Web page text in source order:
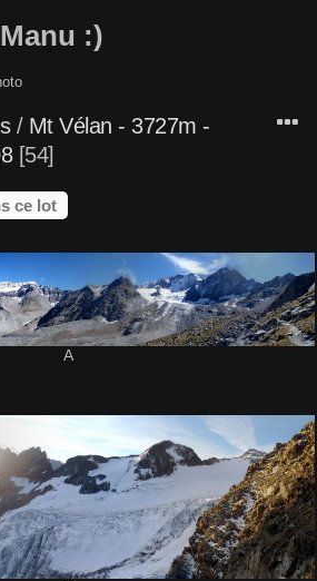
:)
/ Mt Vélan - 3727m -
54
ce lot
A